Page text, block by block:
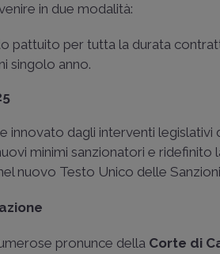
in due modalità:
pattuito per tutta la durata
singolo anno.
dagli interventi legislativi
minimi sanzionatori e ridefinito
nuovo Testo Unico delle
pronunce della Corte di